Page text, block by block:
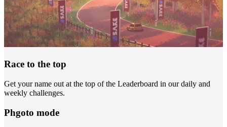
Race to the top
Get your name out at the top of the Leaderboard in our daily and
weekly challenges.
Phgoto mode